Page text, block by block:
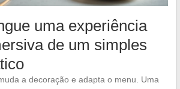
uma experiência
de um simples
a decoração e adapta o menu. Uma